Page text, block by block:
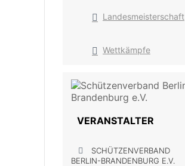
Landesmeisterschaft
Wettkämpfe
VERANSTALTER
SCHÜTZENVERBAND
BERLIN-BRANDENBURG E.V.